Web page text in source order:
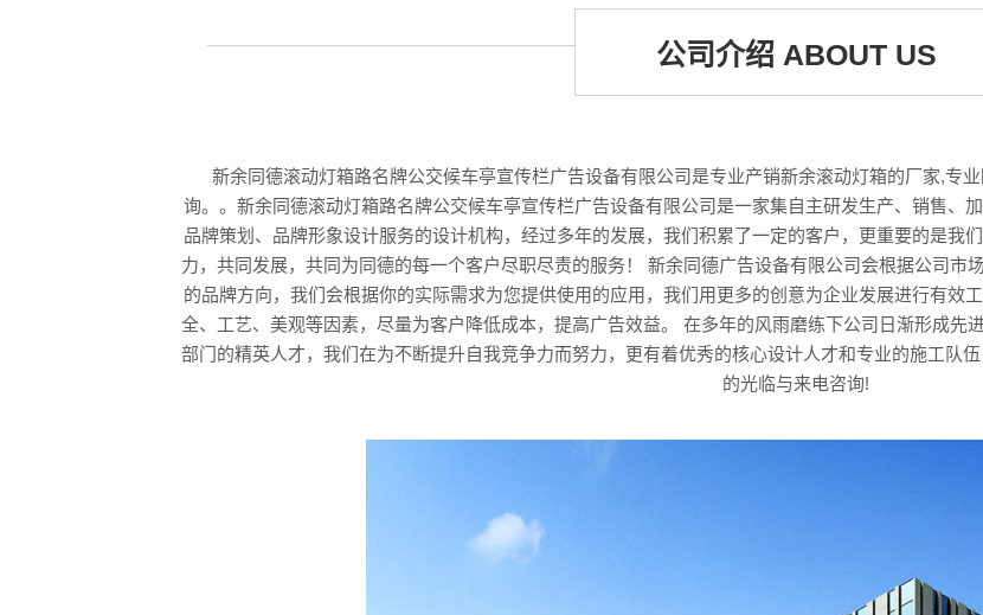
公司介绍 ABOUT US
新余同德滚动灯箱路名牌公交候车亭宣传栏广告设备有限公司是专业产销新余滚动灯箱的厂家,专
询。。新余同德滚动灯箱路名牌公交候车亭宣传栏广告设备有限公司是一家集自主研发生产、销售、
品牌策划、品牌形象设计服务的设计机构，经过多年的发展，我们积累了一定的客户，更重要的是我
力，共同发展，共同为同德的每一个客户尽职尽责的服务！ 新余同德广告设备有限公司会根据公司市
的品牌方向，我们会根据你的实际需求为您提供使用的应用，我们用更多的创意为企业发展进行有效
全、工艺、美观等因素，尽量为客户降低成本，提高广告效益。 在多年的风雨磨练下公司日渐形成先
部门的精英人才，我们在为不断提升自我竞争力而努力，更有着优秀的核心设计人才和专业的施工队
的光临与来电咨询!